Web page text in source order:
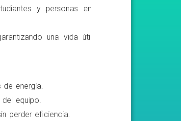
y personas en
una vida útil
de energía.
equipo.
perder eficiencia.